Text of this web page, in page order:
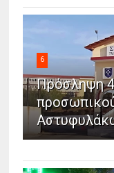
6
Πρόσληψη